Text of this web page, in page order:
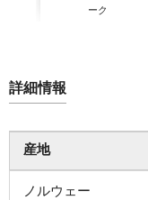
ーク
詳細情報
産地
ノルウェー